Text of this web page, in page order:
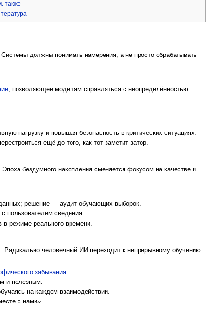
также
должны понимать намерения, а не просто обрабатывать
, позволяющее моделям справляться с неопределённостью.
нагрузку и повышая безопасность в критических ситуациях.
ещё до того, как тот заметит затор.
бездумного накопления сменяется фокусом на качестве и
данных; решение — аудит обучающих выборок.
пользователем сведения.
в режиме реального времени.
Радикально человечный ИИ переходит к непрерывному обучению
забывания.
и полезным.
на каждом взаимодействии.
с нами».